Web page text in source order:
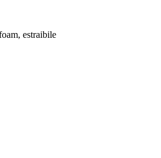
estraibile